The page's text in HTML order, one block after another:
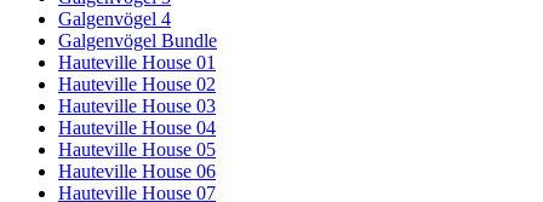
Galgenvögel 4
Galgenvögel Bundle
Hauteville House 01
Hauteville House 02
Hauteville House 03
Hauteville House 04
Hauteville House 05
Hauteville House 06
Hauteville House 07